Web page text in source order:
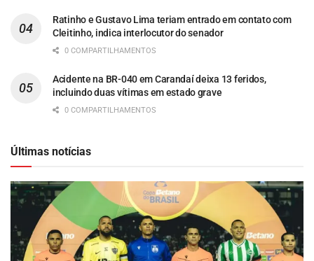
Ratinho e Gustavo Lima teriam entrado em contato com
Cleitinho, indica interlocutor do senador
0 COMPARTILHAMENTOS
Acidente na BR-040 em Carandaí deixa 13 feridos,
incluindo duas vítimas em estado grave
0 COMPARTILHAMENTOS
Últimas notícias